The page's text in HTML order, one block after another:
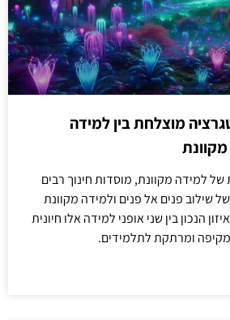
מוצלחת בין למידה
של למידה מקוונת, מוסדות חינוך רבים
שילוב פנים אל פנים ולמידה מקוונת
הנכון בין שני אופני למידה אלו חיונית
ומרתקת לתלמידים.